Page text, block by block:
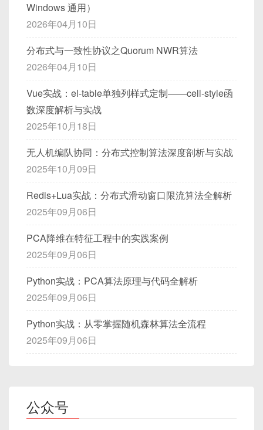
Windows 通用）
2026年04月10日
分布式与一致性协议之Quorum NWR算法
2026年04月10日
Vue实战：el-table单独列样式定制——cell-style函
数深度解析与实战
2025年10月18日
无人机编队协同：分布式控制算法深度剖析与实战
2025年10月09日
Redis+Lua实战：分布式滑动窗口限流算法全解析
2025年09月06日
PCA降维在特征工程中的实践案例
2025年09月06日
Python实战：PCA算法原理与代码全解析
2025年09月06日
Python实战：从零掌握随机森林算法全流程
2025年09月06日
公众号